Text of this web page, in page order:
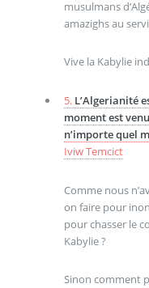
musulmans
amazighs au
Vive la Kabylie
5. L’Algerianité
moment est
n’importe quel
Iviw Temcict
Comme nous
on faire pour
pour chasser le
Kabylie ?
Sinon comment